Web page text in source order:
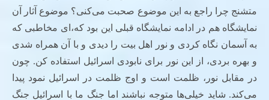
متشنج چرا راجع به این موضوع صحبت می‌کنی؟ موضوع آثار آن
نمایشگاه هم در ادامه نمایشگاه قبلی این بود که،‌ای مخاطبی که
به آسمان نگاه کردی و نور اهل بیت را دیدی و با آن همراه شدی
و بهره بردی، از این نور برای نابودی اسرائیل استفاده کن. چون
در مقابل نور، ظلمت است و اوج ظلمت در اسرائیل نمود پیدا
می‌کند. شاید خیلی‌ها متوجه نباشند اما جنگ ما با اسرائیل جنگ